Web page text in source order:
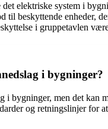
elektriske system i
til beskyttende enheder,
i gruppetavlen
i bygninger?
i bygninger, men det
og retningslinjer for